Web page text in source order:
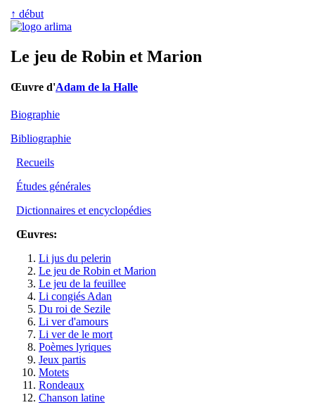
↑ début
Le jeu de Robin et Marion
Œuvre d'Adam de la Halle
Biographie
Bibliographie
Recueils
Études générales
Dictionnaires et encyclopédies
Œuvres:
Li jus du pelerin
Le jeu de Robin et Marion
Le jeu de la feuillee
Li congiés Adan
Du roi de Sezile
Li ver d'amours
Li ver de le mort
Poèmes lyriques
Jeux partis
Motets
Rondeaux
Chanson latine